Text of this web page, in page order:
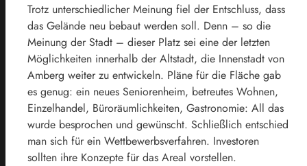
Trotz unterschiedlicher Meinung fiel der Entschluss, dass
das Gelände neu bebaut werden soll. Denn – so die
Meinung der Stadt – dieser Platz sei eine der letzten
Möglichkeiten innerhalb der Altstadt, die Innenstadt von
Amberg weiter zu entwickeln. Pläne für die Fläche gab
es genug: ein neues Seniorenheim, betreutes Wohnen,
Einzelhandel, Büroräumlichkeiten, Gastronomie: All das
wurde besprochen und gewünscht. Schließlich entschied
man sich für ein Wettbewerbsverfahren. Investoren
sollten ihre Konzepte für das Areal vorstellen.